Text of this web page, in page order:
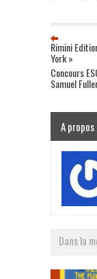
Rimini
York »
Concours
Samuel
A
Dans la